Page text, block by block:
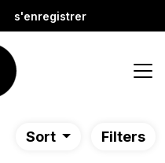
s'enregistrer
Sort Filters